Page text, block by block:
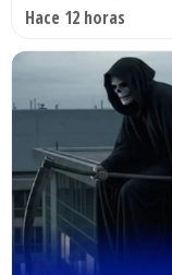
Hace 12 horas